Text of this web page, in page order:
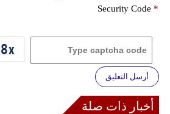
Security Code *
أرسل التعليق
أخبار ذات صلة